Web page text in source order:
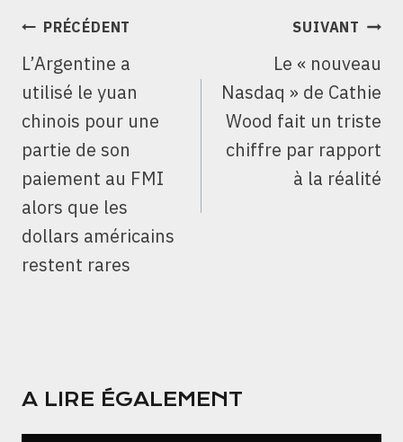
NAVIGATION
L’ARTICLE
PRÉCÉDENT
L’Argentine a
utilisé le yuan
chinois pour une
partie de son
paiement au FMI
alors que les
dollars américains
restent rares
SUIVANT
Le « nouveau
Nasdaq » de Cathie
Wood fait un triste
chiffre par rapport
à la réalité
A LIRE ÉGALEMENT